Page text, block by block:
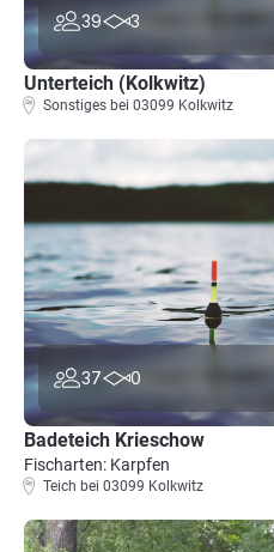
39 3
Unterteich (Kolkwitz)
Sonstiges bei 03099 Kolkwitz
37 0
Badeteich Krieschow
Fischarten: Karpfen
Teich bei 03099 Kolkwitz